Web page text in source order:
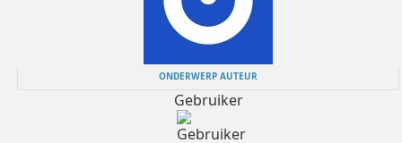
ONDERWERP AUTEUR
Gebruiker